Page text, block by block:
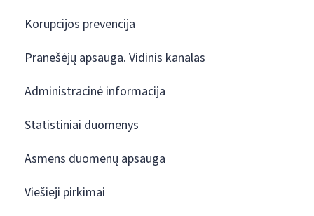
Korupcijos prevencija
Pranešėjų apsauga. Vidinis kanalas
Administracinė informacija
Statistiniai duomenys
Asmens duomenų apsauga
Viešieji pirkimai